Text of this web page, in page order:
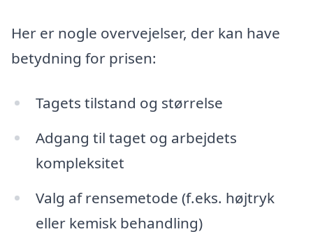
Her er nogle overvejelser, der kan have
betydning for prisen:
Tagets tilstand og størrelse
Adgang til taget og arbejdets
kompleksitet
Valg af rensemetode (f.eks. højtryk
eller kemisk behandling)